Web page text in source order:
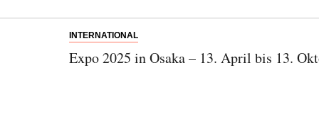
INTERNATIONAL
Expo 2025 in Osaka – 13. April bis 13.